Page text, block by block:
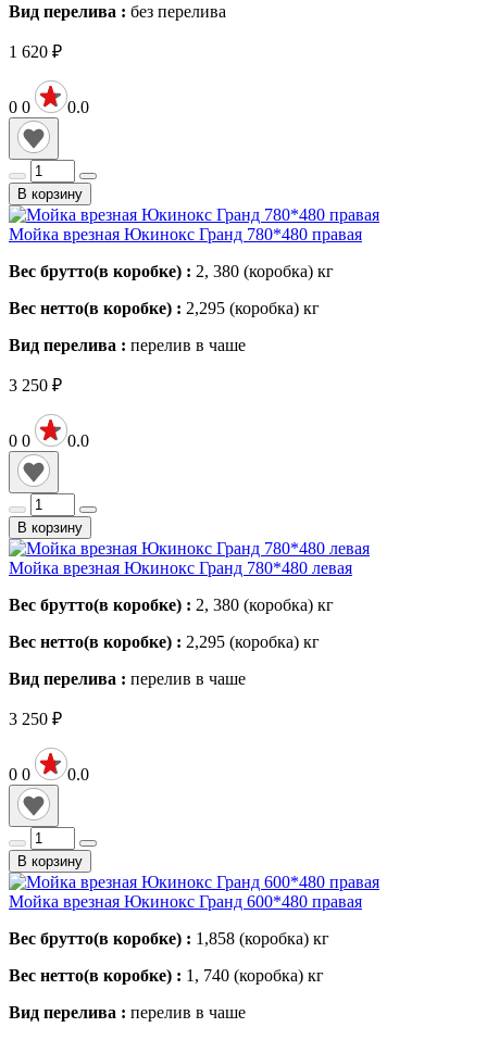
Вид перелива : без перелива
1 620 ₽
0 0 0.0
В корзину
Мойка врезная Юкинокс Гранд 780*480 правая
Вес брутто(в коробке) : 2, 380 (коробка) кг
Вес нетто(в коробке) : 2,295 (коробка) кг
Вид перелива : перелив в чаше
3 250 ₽
0 0 0.0
В корзину
Мойка врезная Юкинокс Гранд 780*480 левая
Вес брутто(в коробке) : 2, 380 (коробка) кг
Вес нетто(в коробке) : 2,295 (коробка) кг
Вид перелива : перелив в чаше
3 250 ₽
0 0 0.0
В корзину
Мойка врезная Юкинокс Гранд 600*480 правая
Вес брутто(в коробке) : 1,858 (коробка) кг
Вес нетто(в коробке) : 1, 740 (коробка) кг
Вид перелива : перелив в чаше